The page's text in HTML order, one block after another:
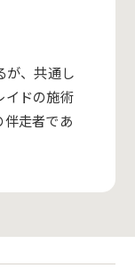
が、共通し
イドの施術
伴走者であ